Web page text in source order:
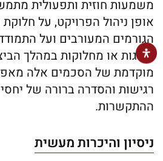
משמעות חוזית ותפעולית
אופן ניהול הפרויקט, על חלוקת
הגורמים המעורבים ועל
חריגות או מחלוקות במהלך
מוקדמת של הסכמים אלה
רגישות והסדרה ברורה של
ההתקשרות.
ניסיון והיכרות מעשית